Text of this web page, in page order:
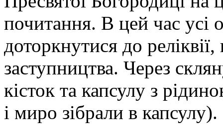
почитання. В цей час усі
доторкнутися до
заступництва. Через
кісток та капсулу з
і миро зібрали в капсулу).